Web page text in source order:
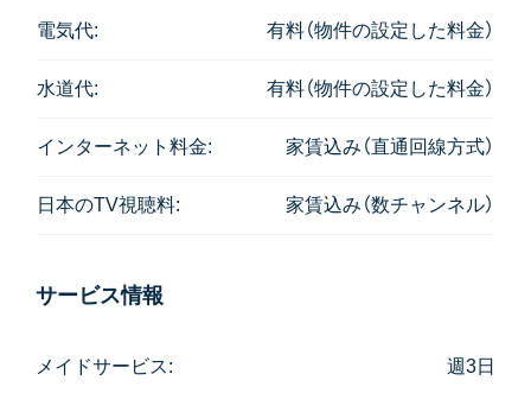
レビが付いています。
ファシリティは屋上にあり、日当たり抜群で景色の良
いプールと子供の遊び場、パターと打ちっぱなし練習
す。
ば24時間LINEアプリで対応していただけます。
アパートと違い退去時の瑕疵(傷や汚れなど)のチェッ
電気代: 有料（物件の設定した料金）
水道代: 有料（物件の設定した料金）
インターネット料金: 家賃込み（直通回線方式）
日本のTV視聴料: 家賃込み（数チャンネル）
サービス情報
メイドサービス: 週3日